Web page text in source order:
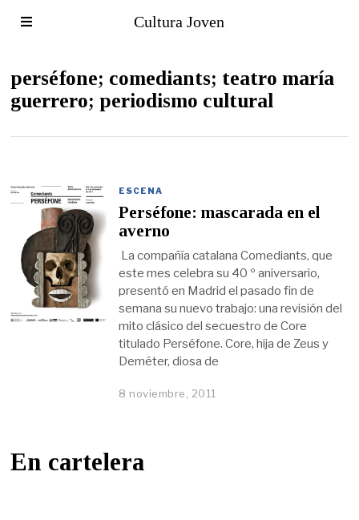
Cultura Joven
perséfone; comediants; teatro maría
guerrero; periodismo cultural
ESCENA
Perséfone: mascarada en el
averno
La compañía catalana Comediants, que
este mes celebra su 40 º aniversario,
presentó en Madrid el pasado fin de
semana su nuevo trabajo: una revisión del
mito clásico del secuestro de Core
titulado Perséfone. Core, hija de Zeus y
Deméter, diosa de
8 noviembre, 2011
En cartelera